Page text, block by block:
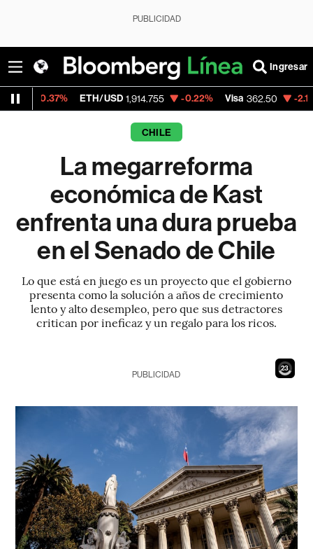
PUBLICIDAD
Ingresar
ETH/USD 1,914.755 -0.22% Visa 362.50 -2.15%
CHILE
La megarreforma
económica de Kast
enfrenta una dura prueba
en el Senado de Chile
Lo que está en juego es un proyecto que el gobierno
presenta como la solución a años de crecimiento
lento y alto desempleo, pero que sus detractores
critican por ineficaz y un regalo para los ricos.
21
PUBLICIDAD